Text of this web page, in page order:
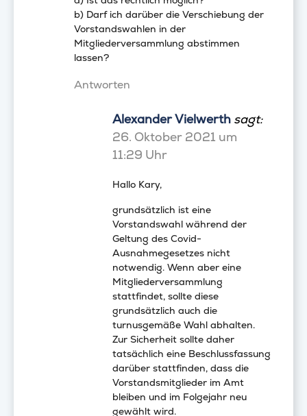
b) Darf ich darüber die Verschiebung der
Vorstandswahlen in der
Mitgliederversammlung abstimmen
lassen?
Antworten
Alexander Vielwerth sagt:
26. Oktober 2021 um
11:29 Uhr
Hallo Kary,
grundsätzlich ist eine
Vorstandswahl während der
Geltung des Covid-
Ausnahmegesetzes nicht
notwendig. Wenn aber eine
Mitgliederversammlung
stattfindet, sollte diese
grundsätzlich auch die
turnusgemäße Wahl abhalten.
Zur Sicherheit sollte daher
tatsächlich eine Beschlussfassung
darüber stattfinden, dass die
Vorstandsmitglieder im Amt
bleiben und im Folgejahr neu
gewählt wird.